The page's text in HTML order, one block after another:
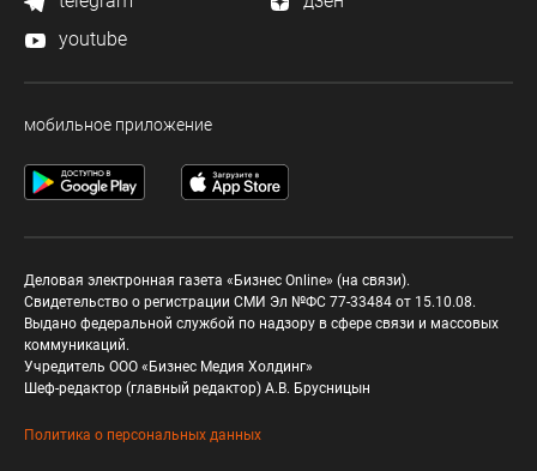
youtube
мобильное приложение
Деловая электронная газета «Бизнес Online» (на связи).
Свидетельство о регистрации СМИ Эл №ФС 77-33484 от 15.10.08.
Выдано федеральной службой по надзору в сфере связи и массовых
коммуникаций.
Учредитель ООО «Бизнес Медия Холдинг»
Шеф-редактор (главный редактор) А.В. Брусницын
Политика о персональных данных